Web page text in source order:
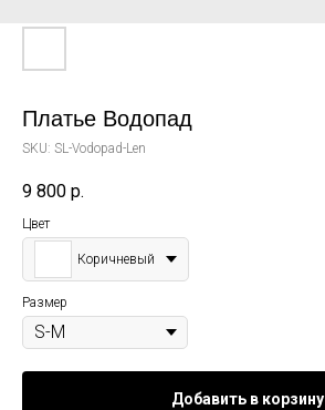
Платье Водопад
SKU: SL-Vodopad-Len
9 800 р.
Цвет
Коричневый
Размер
Добавить в корзину